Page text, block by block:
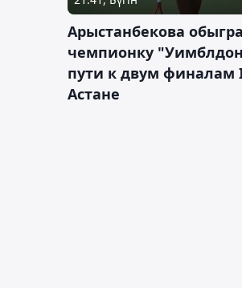
Арыстанбекова
чемпионку
пути к двум финалам
Астане